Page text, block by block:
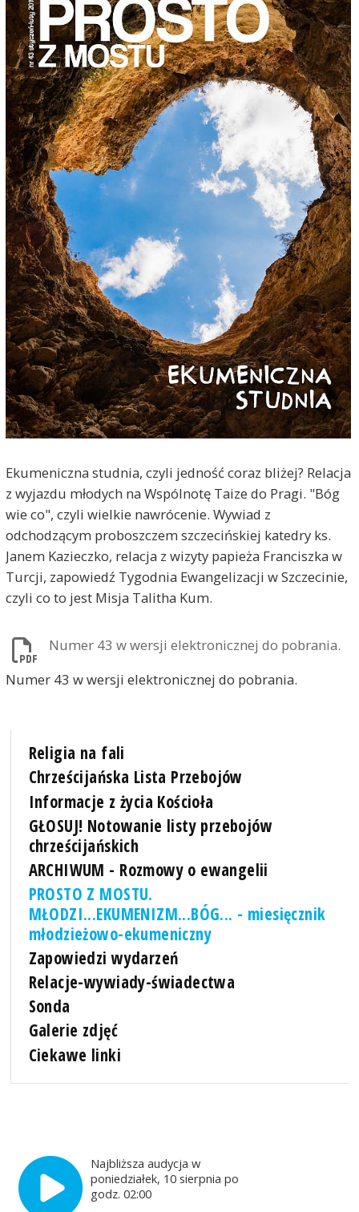
Ekumeniczna studnia, czyli jedność coraz bliżej? Relacja
z wyjazdu młodych na Wspólnotę Taize do Pragi. "Bóg
wie co", czyli wielkie nawrócenie. Wywiad z
odchodzącym proboszczem szczecińskiej katedry ks.
Janem Kazieczko, relacja z wizyty papieża Franciszka w
Turcji, zapowiedź Tygodnia Ewangelizacji w Szczecinie,
czyli co to jest Misja Talitha Kum.
Numer 43 w wersji elektronicznej do pobrania.
Numer 43 w wersji elektronicznej do pobrania.
Religia na fali
Chrześcijańska Lista Przebojów
Informacje z życia Kościoła
GŁOSUJ! Notowanie listy przebojów
chrześcijańskich
ARCHIWUM - Rozmowy o ewangelii
PROSTO Z MOSTU.
MŁODZI...EKUMENIZM...BÓG... - miesięcznik
młodzieżowo-ekumeniczny
Zapowiedzi wydarzeń
Relacje-wywiady-świadectwa
Sonda
Galerie zdjęć
Ciekawe linki
Najbliższa audycja w
poniedziałek, 10 sierpnia po
godz. 02:00